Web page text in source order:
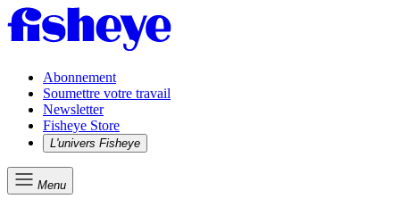
Abonnement
Soumettre votre travail
Newsletter
Fisheye Store
L'univers Fisheye
Menu